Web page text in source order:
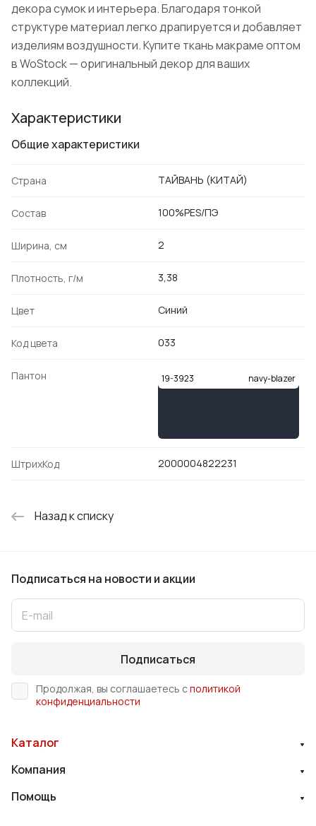
декора сумок и интерьера. Благодаря тонкой
структуре материал легко драпируется и добавляет
изделиям воздушности. Купите ткань макраме оптом
в WoStock — оригинальный декор для ваших
коллекций.
Характеристики
Общие характеристики
Страна ТАЙВАНЬ (КИТАЙ)
Состав 100%PES/ПЭ
Ширина, см 2
Плотность, г/м 3,38
Цвет Синий
Код цвета 033
Пантон 19-3923 navy-blazer
ШтрихКод 2000004822231
Назад к списку
Подписаться на новости и акции
Подписаться
Продолжая, вы соглашаетесь сполитикой
конфиденциальности
Каталог
Компания
Помощь